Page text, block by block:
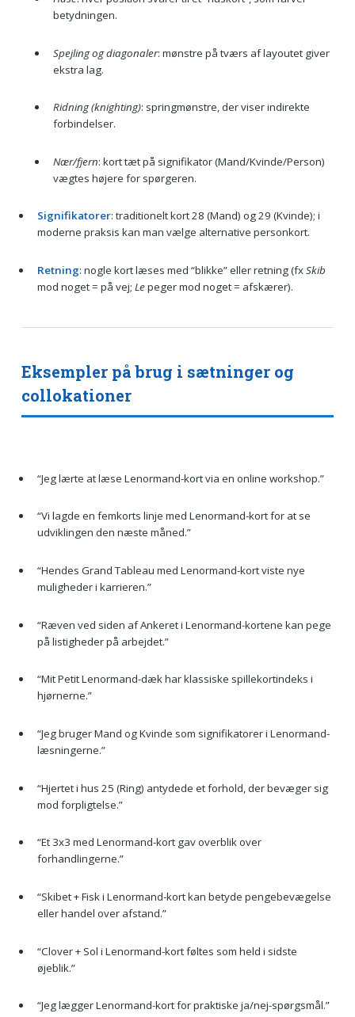
betydningen.
Spejling og diagonaler: mønstre på tværs af layoutet giver
ekstra lag.
Ridning (knighting): springmønstre, der viser indirekte
forbindelser.
Nær/fjern: kort tæt på signifikator (Mand/Kvinde/Person)
vægtes højere for spørgeren.
Signifikatorer: traditionelt kort 28 (Mand) og 29 (Kvinde); i
moderne praksis kan man vælge alternative personkort.
Retning: nogle kort læses med “blikke” eller retning (fxSkib
mod noget = på vej; Lepeger mod noget = afskærer).
Eksempler på brug i sætninger og
collokationer
“Jeg lærte at læse Lenormand-kort via en online workshop.”
“Vi lagde en femkorts linje med Lenormand-kort for at se
udviklingen den næste måned.”
“Hendes Grand Tableau med Lenormand-kort viste nye
muligheder i karrieren.”
“Ræven ved siden af Ankeret i Lenormand-kortene kan pege
på listigheder på arbejdet.”
“Mit Petit Lenormand-dæk har klassiske spillekortindeks i
hjørnerne.”
“Jeg bruger Mand og Kvinde som signifikatorer i Lenormand-
læsningerne.”
“Hjertet i hus 25 (Ring) antydede et forhold, der bevæger sig
mod forpligtelse.”
“Et 3x3 med Lenormand-kort gav overblik over
forhandlingerne.”
“Skibet + Fisk i Lenormand-kort kan betyde pengebevægelse
eller handel over afstand.”
“Clover + Sol i Lenormand-kort føltes som held i sidste
øjeblik.”
“Jeg lægger Lenormand-kort for praktiske ja/nej-spørgsmål.”